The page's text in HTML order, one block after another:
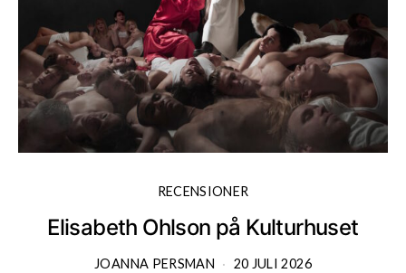
RECENSIONER
Elisabeth Ohlson på Kulturhuset
JOANNA PERSMAN 20 JULI 2026